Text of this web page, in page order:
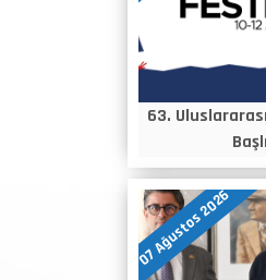
63.
07 Ağustos 2026